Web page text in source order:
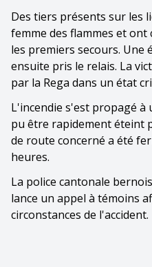
Des tiers présents sur les
femme des flammes et
les premiers secours. Une
ensuite pris le relais. La
par la Rega dans un état
L'incendie s'est propagé à
pu être rapidement éteint
de route concerné a été
heures.
La police cantonale
lance un appel à témoins
circonstances de l'accident.